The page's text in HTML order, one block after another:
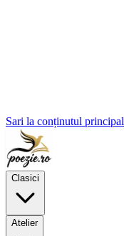
Sari la conținutul principal
Clasici
Atelier